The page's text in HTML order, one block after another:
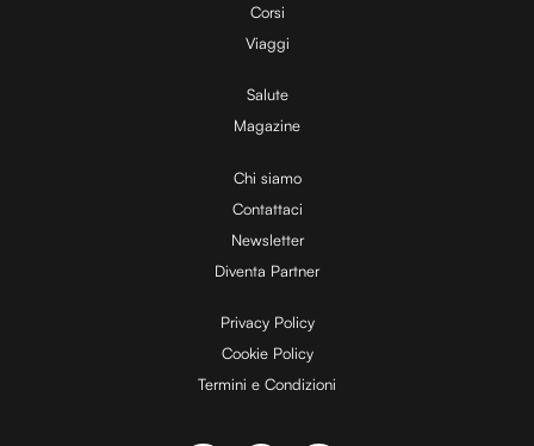
Corsi
Viaggi
Salute
Magazine
Chi siamo
Contattaci
Newsletter
Diventa Partner
Privacy Policy
Cookie Policy
Termini e Condizioni